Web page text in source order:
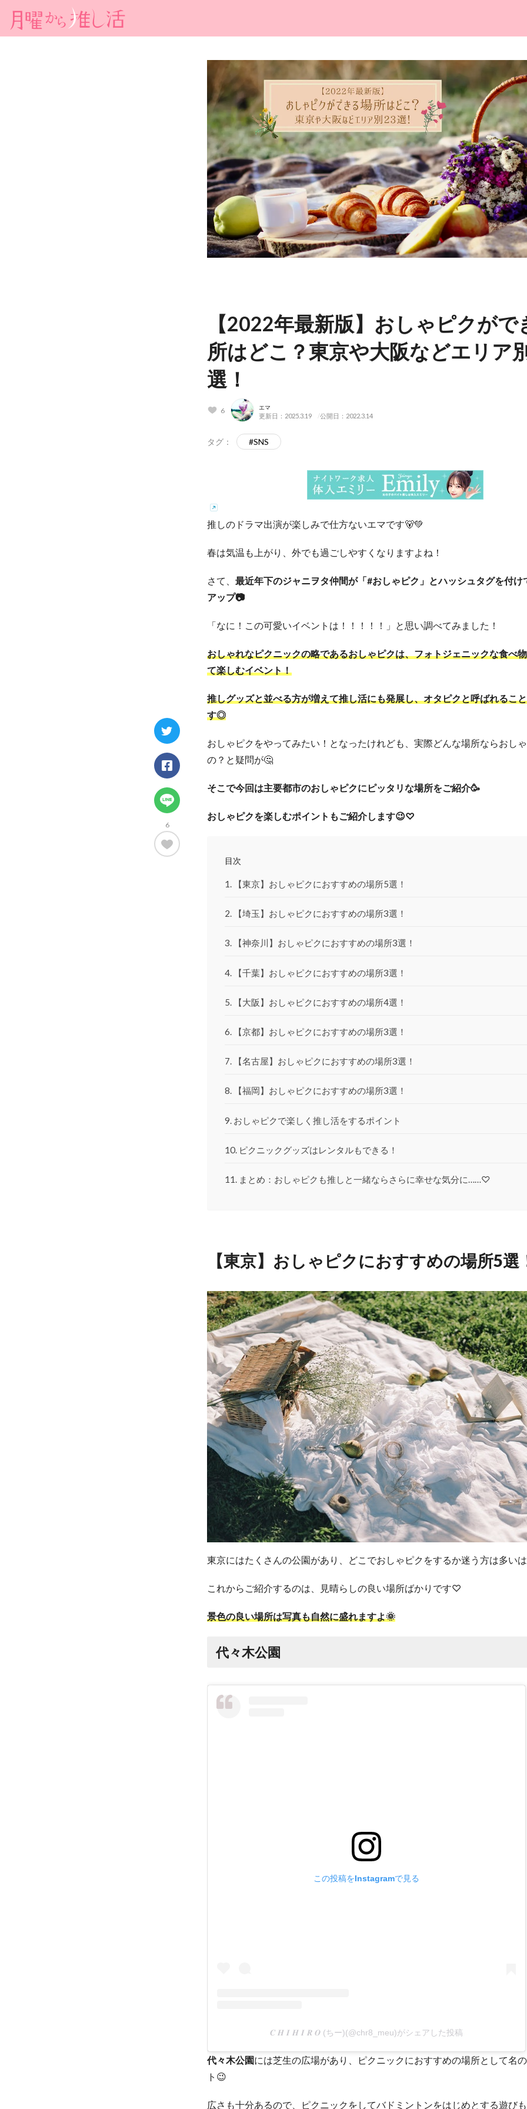
6
【2022年最新版】おしゃピクがで
所はどこ？東京や大阪などエリア
選！
6 エマ
更新日：2025.3.19 公開日：2022.3.14
タグ： #SNS
推しのドラマ出演が楽しみで仕方ないエマです🐻💚
春は気温も上がり、外でも過ごしやすくなりますよね！
さて、 最近年下のジャニヲタ仲間が「#おしゃピク」とハッシュタグを付け
アップ📷
「なに！この可愛いイベントは！！！！！」と思い調べてみました！
おしゃれなピクニックの略であるおしゃピクは、フォトジェニックな食べ
て楽しむイベント！
推しグッズと並べる方が増えて推し活にも発展し、オタピクと呼ばれるこ
す◎
おしゃピクをやってみたい！となったけれども、実際どんな場所ならおし
の？と疑問が🤔
そこで今回は主要都市のおしゃピクにピッタリな場所をご紹介🥳
おしゃピクを楽しむポイントもご紹介します😉♡
目次
【東京】おしゃピクにおすすめの場所5選！
【埼玉】おしゃピクにおすすめの場所3選！
【神奈川】おしゃピクにおすすめの場所3選！
【千葉】おしゃピクにおすすめの場所3選！
【大阪】おしゃピクにおすすめの場所4選！
【京都】おしゃピクにおすすめの場所3選！
【名古屋】おしゃピクにおすすめの場所3選！
【福岡】おしゃピクにおすすめの場所3選！
おしゃピクで楽しく推し活をするポイント
ピクニックグッズはレンタルもできる！
まとめ：おしゃピクも推しと一緒ならさらに幸せな気分に……♡
【東京】おしゃピクにおすすめの場所5選
東京にはたくさんの公園があり、どこでおしゃピクをするか迷う方は多い
これからご紹介するのは、見晴らしの良い場所ばかりです♡
景色の良い場所は写真も自然に盛れますよ🌞
代々木公園
この投稿をInstagramで見る
𝑪 𝑯 𝑰 𝑯 𝑰 𝑹 𝑶 (ちー)(@chr8_meu)がシェアした投稿
代々木公園には芝生の広場があり、ピクニックにおすすめの場所として名
ト😉
広さも十分あるので、ピクニックをしてバドミントンをはじめとする遊び